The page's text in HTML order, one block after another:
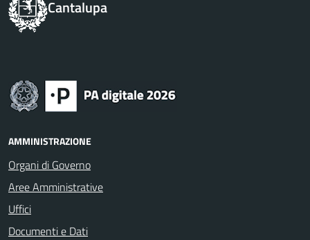
Cantalupa
AMMINISTRAZIONE
Organi di Governo
Aree Amministrative
Uffici
Documenti e Dati